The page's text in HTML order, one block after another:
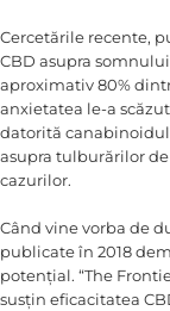
Cercetările recente,
CBD asupra
aproximativ 80%
anxietatea le-a
datorită
asupra tulburărilor
cazurilor.
Când vine vorba de
publicate în 2018
potențial. “The
susțin eficacitatea